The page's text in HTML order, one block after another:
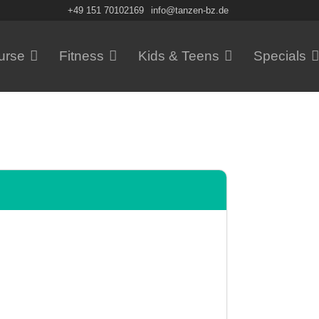
+49 151 70102169 info@tanzen-bz.de
Fitness Kids & Teens Specials